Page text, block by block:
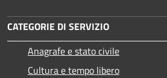
CATEGORIE DI SERVIZIO
Anagrafe e stato civile
Cultura e tempo libero